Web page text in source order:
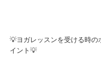
💡ヨガレッスンを受ける時の
イント💡